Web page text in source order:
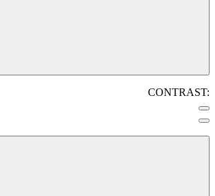
CONTRAST: